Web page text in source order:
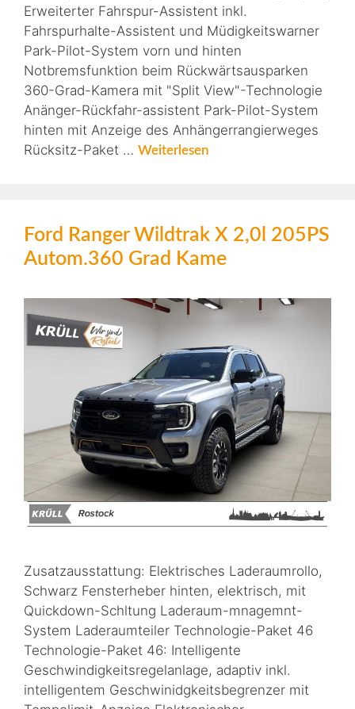
Erweiterter Fahrspur-Assistent inkl.
Fahrspurhalte-Assistent und Müdigkeitswarner
Park-Pilot-System vorn und hinten
Notbremsfunktion beim Rückwärtsausparken
360-Grad-Kamera mit "Split View"-Technologie
Anänger-Rückfahr-assistent Park-Pilot-System
hinten mit Anzeige des Anhängerrangierweges
Rücksitz-Paket … Weiterlesen
Ford Ranger Wildtrak X 2,0l 205PS
Autom.360 Grad Kame
Zusatzausstattung: Elektrisches Laderaumrollo,
Schwarz Fensterheber hinten, elektrisch, mit
Quickdown-Schltung Laderaum-mnagemnt-
System Laderaumteiler Technologie-Paket 46
Technologie-Paket 46: Intelligente
Geschwindigkeitsregelanlage, adaptiv inkl.
intelligentem Geschwinidgkeitsbegrenzer mit